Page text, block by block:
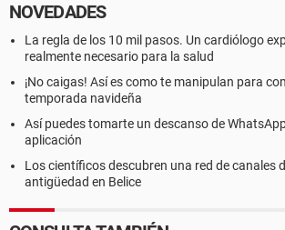
NOVEDADES
La regla de los 10 mil pasos. Un cardiólogo
realmente necesario para la salud
¡No caigas! Así es como te manipulan para
temporada navideña
Así puedes tomarte un descanso de
aplicación
Los científicos descubren una red de canales
antigüedad en Belice